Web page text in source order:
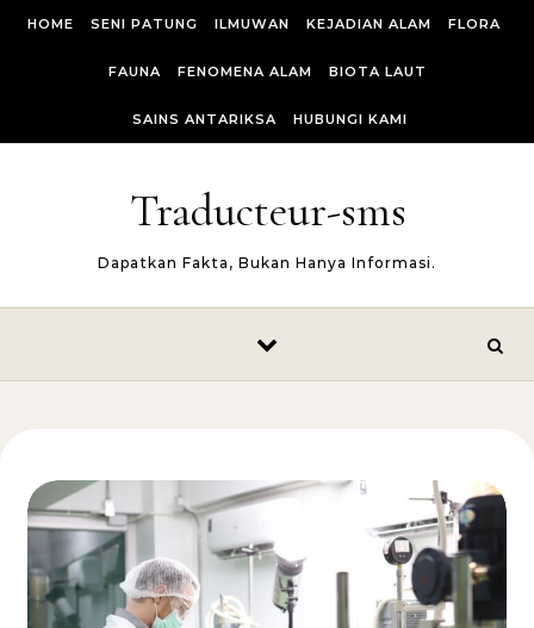
HOME SENI PATUNG ILMUWAN KEJADIAN ALAM FLORA
FAUNA FENOMENA ALAM BIOTA LAUT
SAINS ANTARIKSA HUBUNGI KAMI
Traducteur-sms
Dapatkan Fakta, Bukan Hanya Informasi.